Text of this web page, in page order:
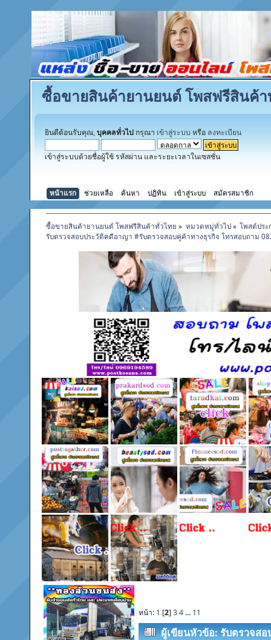
ซื้อขายสินค้ายานยนต์ โพสฟรีสินค้า
ยินดีต้อนรับคุณ, บุคคลทั่วไป กรุณา เข้าสู่ระบบ หรือ ลงทะเบียน
เข้าสู่ระบบด้วยชื่อผู้ใช้ รหัสผ่าน และระยะเวลาในเซสชั่น
หน้าแรก ช่วยเหลือ ค้นหา ปฏิทิน เข้าสู่ระบบ สมัครสมาชิก
ซื้อขายสินค้ายานยนต์ โพสฟรีสินค้าทั่วไทย » หมวดหมู่ทั่วไป» โพสต์ประ
รับตรวจสอบประวัติคดีอาญา #รับตรวจสอบคู่ค้าทางธุรกิจ โทรสอบถาม
หน้า: 1 [2] 34... 11
ผู้เขียนหัวข้อ: รับตรวจส